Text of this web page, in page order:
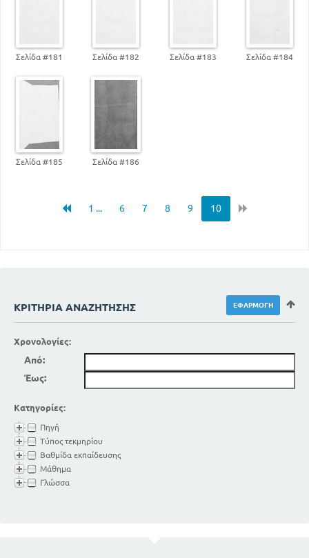
Σελίδα #181 Σελίδα #182 Σελίδα #183 Σελίδα #184
Σελίδα #185 Σελίδα #186
1 ... 6 7 8 9 10
ΚΡΙΤΉΡΙΑ ΑΝΑΖΉΤΗΣΗΣ
Χρονολογίες:
Από:
Έως:
Κατηγορίες:
Πηγή
Τύπος τεκμηρίου
Βαθμίδα εκπαίδευσης
Μάθημα
Γλώσσα